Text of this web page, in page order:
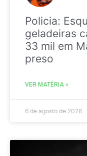
Policia:
geladeiras
33 mil em
preso
VER MATÉRIA »
6 de agosto de 2026